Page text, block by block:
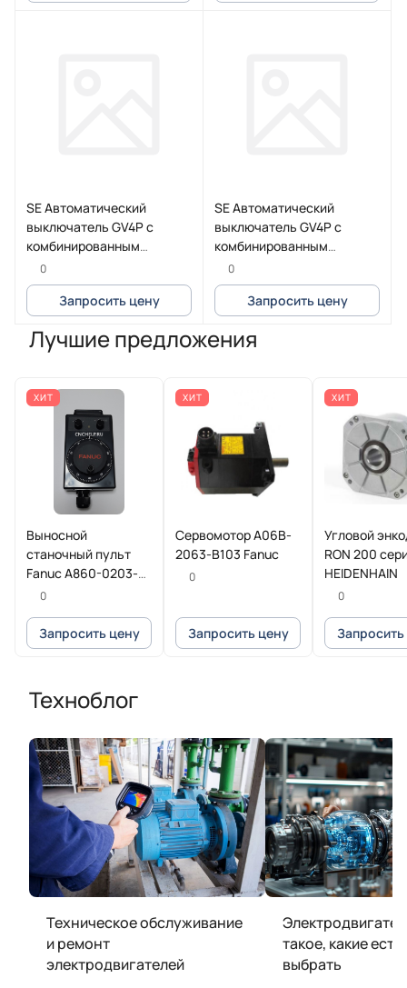
SE Автоматический
выключатель GV4P с
комбинированным
расцепителем 7A 50kA
зажим Everlink
0
Запросить цену
SE Автоматический
выключатель GV4P с
комбинированным
расцепителем 80A 25kA
зажим под кольцевой
наконечник
0
Запросить цену
Лучшие предложения
ХИТ
Выносной
станочный пульт
Fanuc A860-0203-
T013
0
Запросить цену
ХИТ
Сервомотор A06B-
2063-B103 Fanuc
0
Запросить цену
ХИТ
Угловой
RON 200
HEIDENHAIN
0
Техноблог
Техническое обслуживание
и ремонт
электродвигателей
такое, какие
выбрать